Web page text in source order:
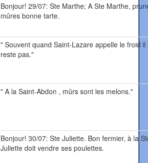
Bonjour! 29/07: Ste Marthe; A Ste Marthe,
mûres bonne tarte.
" Souvent quand Saint-Lazare appelle le froid il
reste pas."
" A la Saint-Abdon , mûrs sont les melons."
Bonjour! 30/07: Ste Juliette. Bon fermier, à la
Juliette doit vendre ses poulettes.